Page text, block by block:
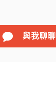
與我聊聊